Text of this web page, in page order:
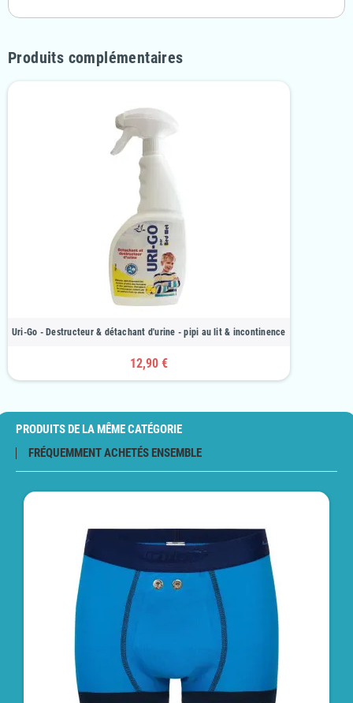
Produits complémentaires
Uri-Go - Destructeur & détachant d'urine - pipi au lit & incontinence
12,90 €
PRODUITS DE LA MÊME CATÉGORIE
FRÉQUEMMENT ACHETÉS ENSEMBLE